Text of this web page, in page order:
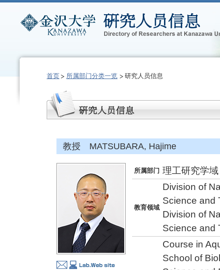
首页 所属部门分类一览 研究人员信息
教授 MATSUBARA, Hajime
所属部门 理工研究学
教育领域
Division of
Science and
Division of
Science and
Course in
School of